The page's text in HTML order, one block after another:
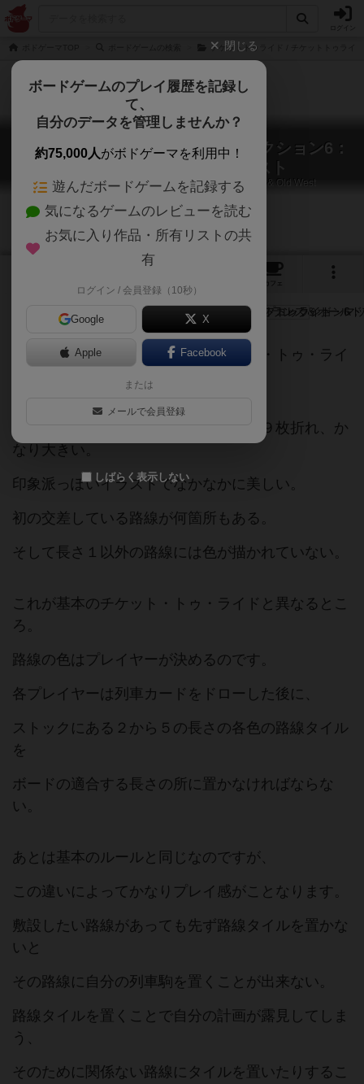
チケットトゥライド / チケットトゥライ
チケットトゥライド・マップコレクション6：
フランス＆オールドウェスト
Ticket to Ride Map Collection: Volume 6 – France & Old West
カフェ
これまでで最も上級レベルのチケット・トゥ・ライ
このフランスマップ、なんとボードが９枚折れ、か
なり大きい。
印象派っぽいイラストでなかなかに美しい。
初の交差している路線が何箇所もある。
そして長さ１以外の路線には色が描かれていない。
これが基本のチケット・トゥ・ライドと異なるとこ
ろ。
路線の色はプレイヤーが決めるのです。
各プレイヤーは列車カードをドローした後に、
ストックにある２から５の長さの各色の路線タイル
を
ボードの適合する長さの所に置かなければならな
い。
あとは基本のルールと同じなのですが、
この違いによってかなりプレイ感がことなります。
敷設したい路線があっても先ず路線タイルを置かな
いと
その路線に自分の列車駒を置くことが出来ない。
路線タイルを置くことで自分の計画が露見してしま
う、
そのために関係ない路線にタイルを置いたりするこ
閉じる
ボードゲームのプレイ履歴を記録し
て、
自分のデータを管理しませんか？
約75,000人がボドゲーマを利用中！
遊んだボードゲームを記録する
気になるゲームのレビューを読む
お気に入り作品・所有リストの共
有
ログイン / 会員登録（10秒）
Google X
Apple Facebook
または
メールで会員登録
しばらく表示しない